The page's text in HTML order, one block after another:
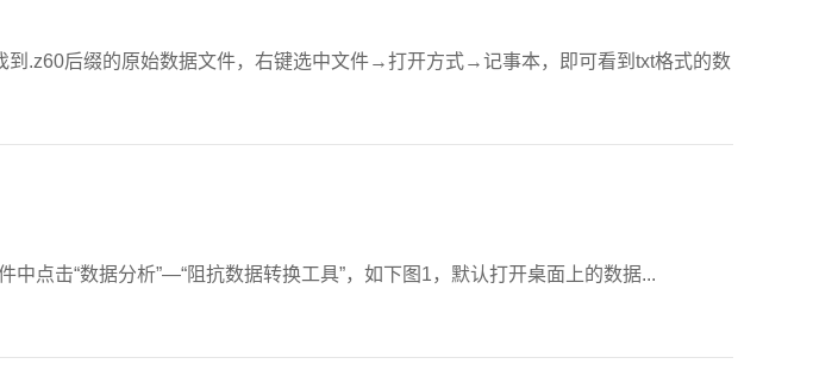
到.z60后缀的原始数据文件，右键选中文件→打开方式→记事本，即可看到txt格式的数
点击“数据分析”—“阻抗数据转换工具”，如下图1，默认打开桌面上的数据...